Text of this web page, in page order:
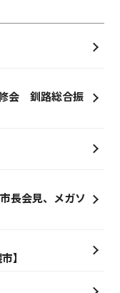
会 釧路総合振
長会見、メガソ
】